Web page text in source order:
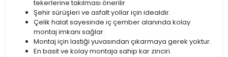
tekerlerine takılması önerilir
Şehir sürüşleri ve asfalt yollar için idealdir.
Çelik halat sayesinde iç çember alanında kolay
montaj imkanı sağlar.
Montaj için lastiği yuvasından çıkarmaya gerek yoktur.
En basit ve kolay montaja sahip kar zinciri.